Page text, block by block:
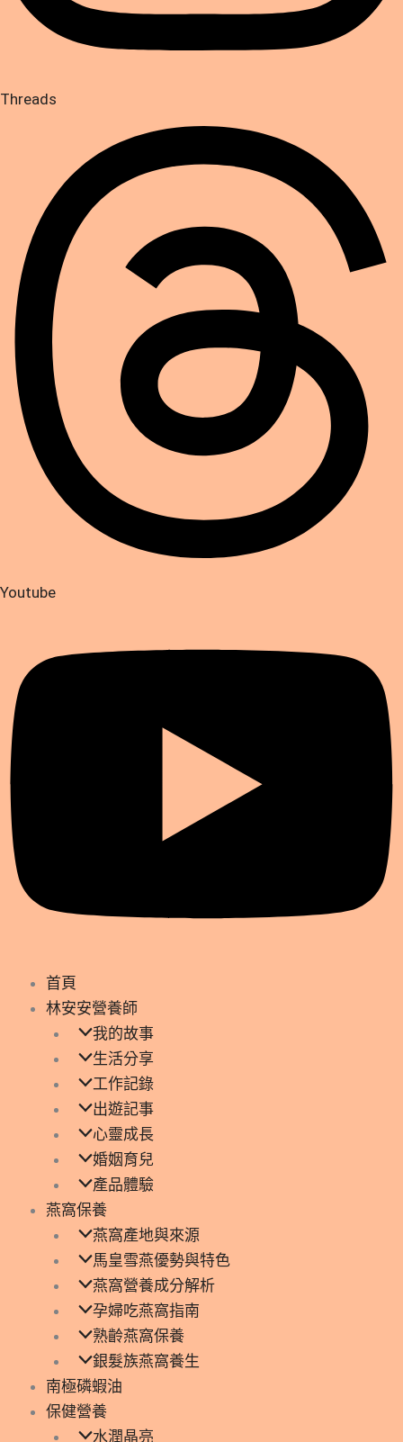
Threads
Youtube
首頁
林安安營養師
我的故事
生活分享
工作記錄
出遊記事
心靈成長
婚姻育兒
產品體驗
燕窩保養
燕窩產地與來源
馬皇雪燕優勢與特色
燕窩營養成分解析
孕婦吃燕窩指南
熟齡燕窩保養
銀髮族燕窩養生
南極磷蝦油
保健營養
水潤晶亮